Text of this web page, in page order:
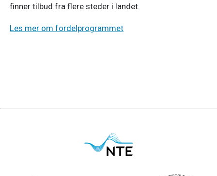
finner tilbud fra flere steder i landet.
Les mer om fordelprogrammet